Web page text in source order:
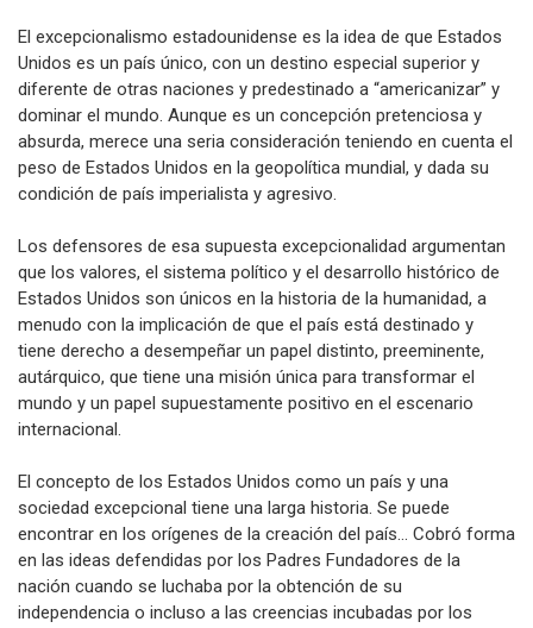
El excepcionalismo estadounidense es la idea de que Estados
Unidos es un país único, con un destino especial superior y
diferente de otras naciones y predestinado a “americanizar” y
dominar el mundo. Aunque es un concepción pretenciosa y
absurda, merece una seria consideración teniendo en cuenta el
peso de Estados Unidos en la geopolítica mundial, y dada su
Los defensores de esa supuesta excepcionalidad argumentan
que los valores, el sistema político y el desarrollo histórico de
Estados Unidos son únicos en la historia de la humanidad, a
menudo con la implicación de que el país está destinado y
tiene derecho a desempeñar un papel distinto, preeminente,
autárquico, que tiene una misión única para transformar el
mundo y un papel supuestamente positivo en el escenario
El concepto de los Estados Unidos como un país y una
sociedad excepcional tiene una larga historia. Se puede
encontrar en los orígenes de la creación del país… Cobró forma
en las ideas defendidas por los Padres Fundadores de la
nación cuando se luchaba por la obtención de su